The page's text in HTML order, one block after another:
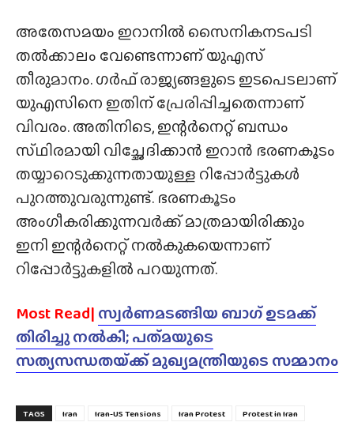
അതേസമയം ഇറാനിൽ സൈനികനടപടി
തൽക്കാലം വേണ്ടെന്നാണ് യുഎസ്
തീരുമാനം. ഗർഫ് രാജ്യങ്ങളുടെ ഇടപെടലാണ്
യുഎസിനെ ഇതിന് പ്രേരിപ്പിച്ചതെന്നാണ്
വിവരം. അതിനിടെ, ഇന്റർനെറ്റ് ബന്ധം
സ്‌ഥിരമായി വിച്ഛേദിക്കാൻ ഇറാൻ ഭരണകൂടം
തയ്യാറെടുക്കുന്നതായുള്ള റിപ്പോർട്ടുകൾ
പുറത്തുവരുന്നുണ്ട്. ഭരണകൂടം
അംഗീകരിക്കുന്നവർക്ക് മാത്രമായിരിക്കും
ഇനി ഇന്റർനെറ്റ് നൽകുകയെന്നാണ്
റിപ്പോർട്ടുകളിൽ പറയുന്നത്.
Most Read| സ്വർണമടങ്ങിയ ബാഗ് ഉടമക്ക്
തിരിച്ചു നൽകി; പത്‌മയുടെ
സത്യസന്ധതയ്‌ക്ക് മുഖ്യമന്ത്രിയുടെ സമ്മാനം
TAGS Iran Iran-US Tensions Iran Protest Protest in Iran